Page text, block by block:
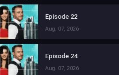
Episode 22
Aug. 07, 2026
Episode 24
Aug. 07, 2026